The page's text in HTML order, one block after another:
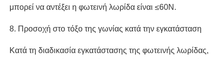
μπορεί να αντέξει η φωτεινή λωρίδα είναι ≤60N.
8. Προσοχή στο τόξο της γωνίας κατά την εγκατάσταση
Κατά τη διαδικασία εγκατάστασης της φωτεινής λωρίδας,